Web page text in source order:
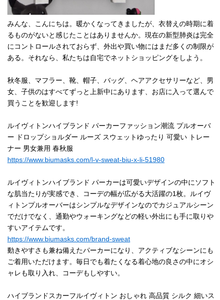
みんな、こんにちは。暖かくなってきましたが、衣替えの時期に着
るものがないと感じたことはありませんか。現在の新型肺炎は完全
にコントロールされておらず、外出や買い物にはまだ多くの制限が
ある。それなら、私たちは自宅でネットショッピングをしよう。
秋冬服、マフラー、靴、帽子、バッグ、ヘアアクセサリーなど、男
女、子供のはすべてずっと上新中にあります、お店に入って選んで
買うことを歓迎します!
ルイヴィトンハイブランド パーカーファッション潮流 プルオーバ
ー ドロップショルダー ルーズ スウェットゆったり 可愛い トレー
ナー 男女兼用 春秋服
https://www.biumasks.com/l-v-sweat-biu-x-li-51980
ルイヴィトンハイブランド パーカーは可愛いデザインの中にソフト
な肌当たりが実感でき、コーデの幅が広がる大活躍の1枚。ルイヴ
ィトンプルオーバーはシンプルなデザインなのでカジュアルシーン
でだけでなく、通勤やウォーキングなどの軽い外出にも手に取りや
すいアイテムです。
https://www.biumasks.com/brand-sweat
動きやすさも兼ね備えたパーカーになり、アクティブなシーンにも
ご着用いただけます。毎日でも着たくなる着心地の良さの中にオシ
ャレも取り入れ、コーデもしやすい。
ハイブランドスカーフルイヴィトン おしゃれ 高品質 シルク 細いス